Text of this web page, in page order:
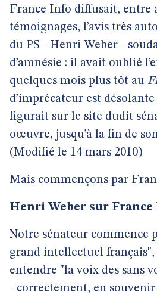
France Info diffusait, entre
témoignages, l’avis très
du PS - Henri Weber -
d’amnésie : il avait oublié
quelques mois plus tôt au
d’imprécateur est
figurait sur le site dudit
oœuvre, jusqu’à la fin de
(Modifié le 14 mars 2010)
Mais commençons par
Henri Weber sur France
Notre sénateur commence
grand intellectuel
entendre "la voix des sans
- correctement, en souvenir